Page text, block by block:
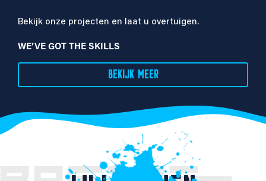
Bekijk onze projecten en laat u overtuigen.
WE’VE GOT THE SKILLS
BEKIJK MEER